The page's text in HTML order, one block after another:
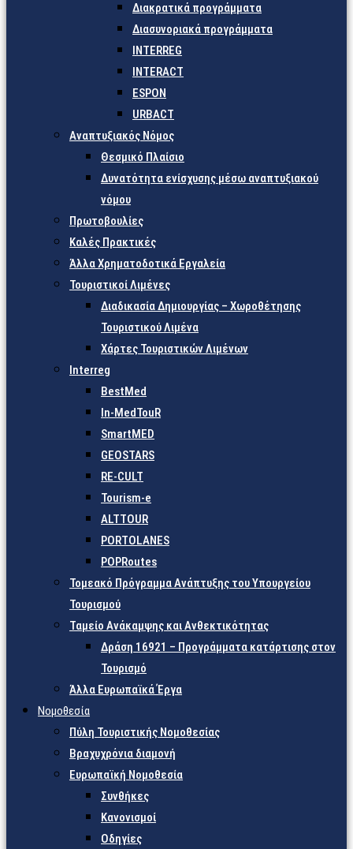
Διακρατικά προγράμματα
Διασυνοριακά προγράμματα
INTERREG
INTERACT
ESPON
URBACT
Αναπτυξιακός Νόμος
Θεσμικό Πλαίσιο
Δυνατότητα ενίσχυσης μέσω αναπτυξιακού
νόμου
Πρωτοβουλίες
Καλές Πρακτικές
Άλλα Χρηματοδοτικά Εργαλεία
Τουριστικοί Λιμένες
Διαδικασία Δημιουργίας – Χωροθέτησης
Τουριστικού Λιμένα
Χάρτες Τουριστικών Λιμένων
Interreg
BestMed
In-MedTouR
SmartMED
GEOSTARS
RE-CULT
Tourism-e
ALTTOUR
PORTOLANES
POPRoutes
Τομεακό Πρόγραμμα Ανάπτυξης του Υπουργείου
Τουρισμού
Ταμείο Ανάκαμψης και Ανθεκτικότητας
Δράση 16921 – Προγράμματα κατάρτισης στον
Τουρισμό
Άλλα Ευρωπαϊκά Έργα
Νομοθεσία
Πύλη Τουριστικής Νομοθεσίας
Βραχυχρόνια διαμονή
Ευρωπαϊκή Νομοθεσία
Συνθήκες
Κανονισμοί
Οδηγίες